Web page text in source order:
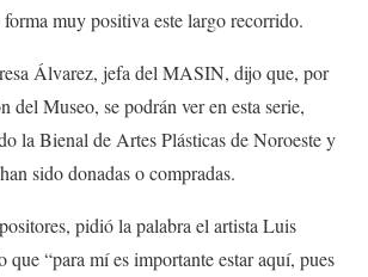
muy positiva este largo recorrido.
Álvarez, jefa del MASIN, dijoque, por
del Museo, se podrán ver en esta serie,
la Bienal de Artes Plásticas deNoroeste y
sido donadas ocompradas.
pidió la palabra el artista Luis
que “para míes importante estar aquí, pues